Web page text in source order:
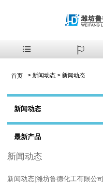
首页 > 新闻动态 > 新闻动态
新闻动态
最新产品
新闻动态
新闻动态|潍坊鲁德化工有限公司